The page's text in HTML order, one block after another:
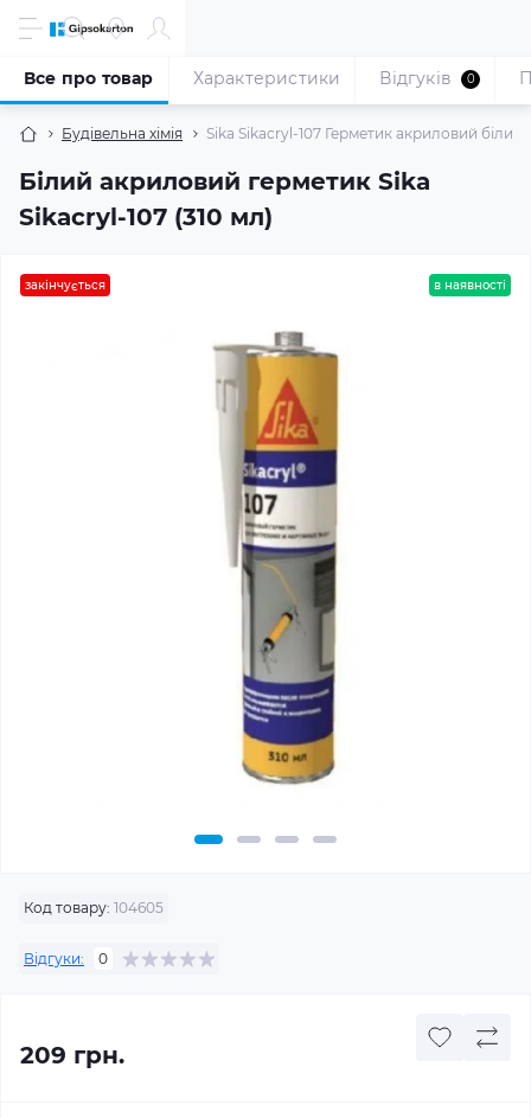
Будівельна хімія Sika Sikacryl-107 Герметик акриловий білий
Білий акриловий герметик Sika
Sikacryl-107 (310 мл)
Все про товар Характеристики Відгуків 0
закінчується в наявності
Код товару: 104605
Відгуки: 0
209 грн.